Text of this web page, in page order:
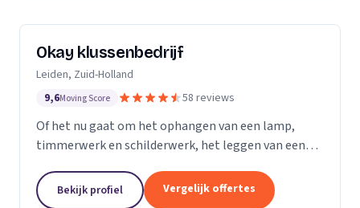
Okay klussenbedrijf
Leiden, Zuid-Holland
9,6Moving Score 58 reviews
Of het nu gaat om het ophangen van een lamp,
timmerwerk en schilderwerk, het leggen van een
renovatie en aanleggen van een nieuwe badkamer
of...
Bekijk profiel Vergelijk offertes